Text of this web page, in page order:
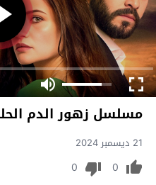
مسلسل زهور الدم
21 ديسمبر 2024
0
0